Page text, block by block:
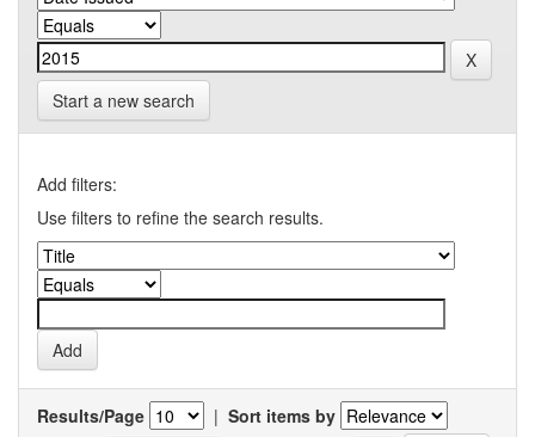
Start a new search
Add filters:
Use filters to refine the search results.
Results/Page | Sort items by